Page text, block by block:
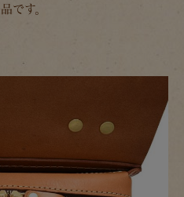
です。